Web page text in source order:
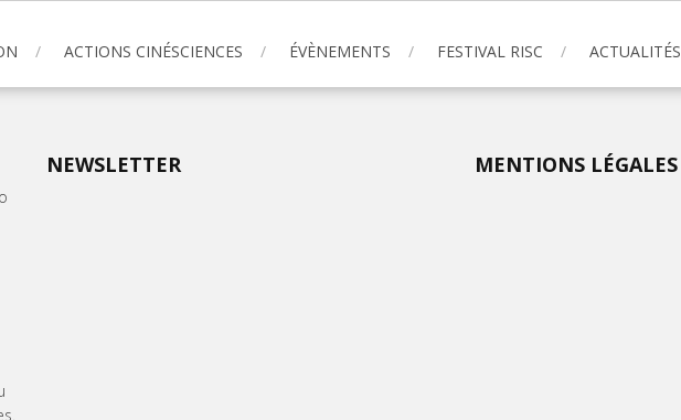
ACTIONS CINÉSCIENCES ÉVÈNEMENTS FESTIVAL RISC ACTUALITÉS
NEWSLETTER MENTIONS LÉGALES